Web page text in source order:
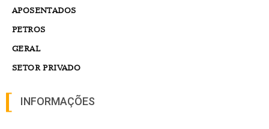
APOSENTADOS
PETROS
GERAL
SETOR PRIVADO
INFORMAÇÕES